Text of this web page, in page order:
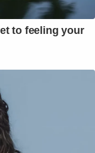
to feeling your